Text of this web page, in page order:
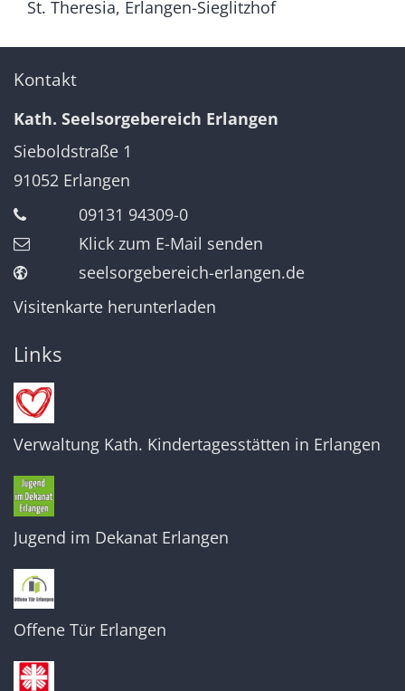
St. Theresia, Erlangen-Sieglitzhof
Kontakt
Kath. Seelsorgebereich Erlangen
Sieboldstraße 1
91052 Erlangen
09131 94309-0
Klick zum E-Mail senden
seelsorgebereich-erlangen.de
Visitenkarte herunterladen
Links
Verwaltung Kath. Kindertagesstätten in Erlangen
Jugend im Dekanat Erlangen
Offene Tür Erlangen